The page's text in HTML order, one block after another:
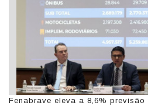
Fenabrave eleva a 8,6%